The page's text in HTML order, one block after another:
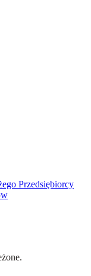
Przedsiębiorcy